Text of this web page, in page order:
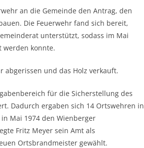
an die Gemeinde den Antrag, den
Die Feuerwehr fand sich bereit,
unterstützt, sodass im Mai
werden konnte.
abgerissen und das Holz verkauft.
für die Sicherstellung des
Dadurch ergaben sich 14 Ortswehren in
Mai 1974 den Wienberger
Fritz Meyer sein Amt als
Ortsbrandmeister gewählt.